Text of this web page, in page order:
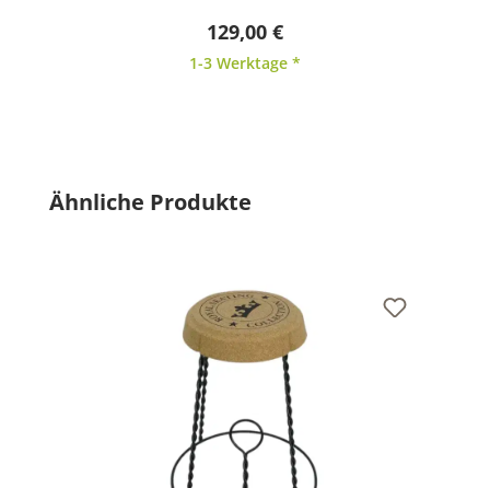
129,00 €
1-3 Werktage *
Produktgalerie überspringen
Ähnliche Produkte